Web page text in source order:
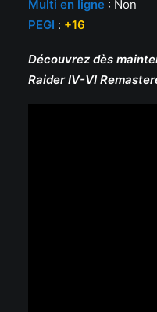
Multi en ligne : Non
PEGI : +16
Découvrez dès
Raider IV-VI